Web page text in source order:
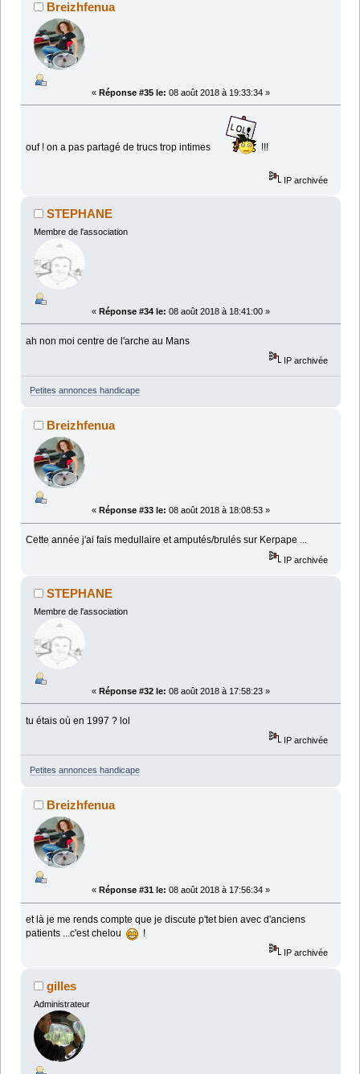
Breizhfenua
« Réponse #35 le: 08 août 2018 à 19:33:34 »
ouf ! on a pas partagé de trucs trop intimes !!!
IP archivée
STEPHANE
Membre de l'association
« Réponse #34 le: 08 août 2018 à 18:41:00 »
ah non moi centre de l'arche au Mans
IP archivée
Petites annonces handicape
Breizhfenua
« Réponse #33 le: 08 août 2018 à 18:08:53 »
Cette année j'ai fais medullaire et amputés/brulés sur Kerpape ...
IP archivée
STEPHANE
Membre de l'association
« Réponse #32 le: 08 août 2018 à 17:58:23 »
tu étais où en 1997 ? lol
IP archivée
Petites annonces handicape
Breizhfenua
« Réponse #31 le: 08 août 2018 à 17:56:34 »
et là je me rends compte que je discute p'tet bien avec d'anciens
patients ...c'est chelou
!
IP archivée
gilles
Administrateur